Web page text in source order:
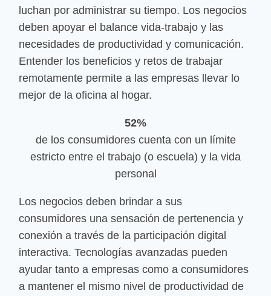
luchan por administrar su tiempo. Los negocios
deben apoyar el balance vida-trabajo y las
necesidades de productividad y comunicación.
Entender los beneficios y retos de trabajar
remotamente permite a las empresas llevar lo
mejor de la oficina al hogar.
52%
de los consumidores cuenta con un límite
estricto entre el trabajo (o escuela) y la vida
personal
Los negocios deben brindar a sus
consumidores una sensación de pertenencia y
conexión a través de la participación digital
interactiva. Tecnologías avanzadas pueden
ayudar tanto a empresas como a consumidores
a mantener el mismo nivel de productividad de